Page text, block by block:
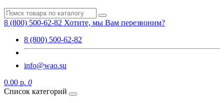
8 (800) 500-62-82 Хотите, мы Вам перезвоним?
8 (800) 500-62-82
info@wao.su
0.00 р. 0
Список категорий